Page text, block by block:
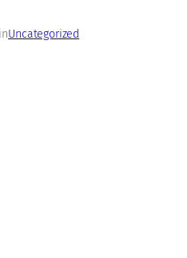
inUncategorized